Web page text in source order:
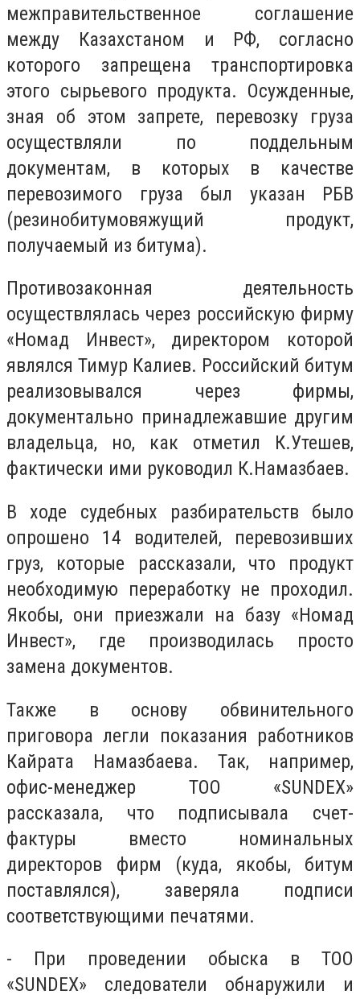
межправительственное соглашение
между Казахстаном и РФ, согласно
которого запрещена транспортировка
этого сырьевого продукта. Осужденные,
зная об этом запрете, перевозку груза
осуществляли по поддельным
документам, в которых в качестве
перевозимого груза был указан РБВ
(резинобитумовяжущий продукт,
получаемый из битума).
Противозаконная деятельность
осуществлялась через российскую фирму
«Номад Инвест», директором которой
являлся Тимур Калиев. Российский битум
реализовывался через фирмы,
документально принадлежавшие другим
владельца, но, как отметил К.Утешев,
фактически ими руководил К.Намазбаев.
В ходе судебных разбирательств было
опрошено 14 водителей, перевозивших
груз, которые рассказали, что продукт
необходимую переработку не проходил.
Якобы, они приезжали на базу «Номад
Инвест», где производилась просто
замена документов.
Также в основу обвинительного
приговора легли показания работников
Кайрата Намазбаева. Так, например,
офис-менеджер ТОО «SUNDEX»
рассказала, что подписывала счет-
фактуры вместо номинальных
директоров фирм (куда, якобы, битум
поставлялся), заверяла подписи
соответствующими печатями.
- При проведении обыска в ТОО
«SUNDEX» следователи обнаружили и